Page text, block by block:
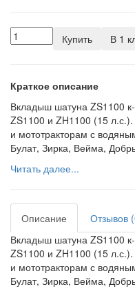
Купить В 1
Краткое описание
Вкладыш шатуна ZS1100
ZS1100 и ZH1100 (15
и мототракторам с
Булат, Зирка, Вейма,
Читать далее...
Описание Отзывов
Вкладыш шатуна ZS1100
ZS1100 и ZH1100 (15
и мототракторам с
Булат, Зирка, Вейма,